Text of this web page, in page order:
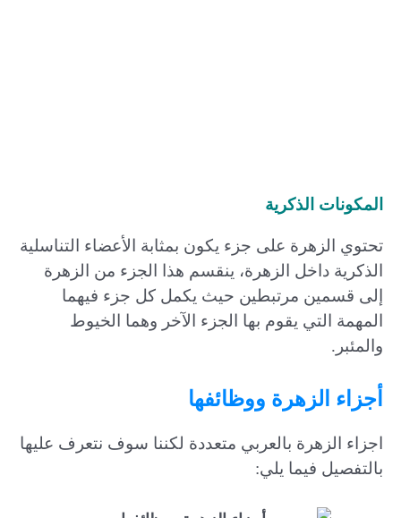
المكونات الذكرية
تحتوي الزهرة على جزء يكون بمثابة الأعضاء التناسلية
الذكرية داخل الزهرة، ينقسم هذا الجزء من الزهرة
إلى قسمين مرتبطين حيث يكمل كل جزء فيهما
المهمة التي يقوم بها الجزء الآخر وهما الخيوط
والمئبر.
أجزاء الزهرة ووظائفها
اجزاء الزهرة بالعربي متعددة لكننا سوف نتعرف عليها
بالتفصيل فيما يلي: